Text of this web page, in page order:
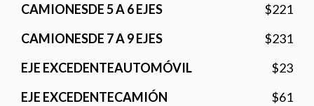
$221
$231
$23
$61